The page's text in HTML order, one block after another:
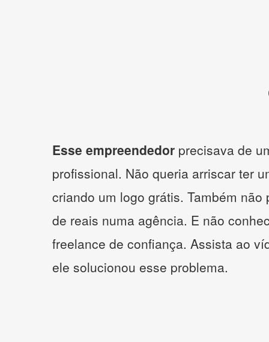
Esse empreendedor precisava de
profissional. Não queria arriscar ter
criando um logo grátis. Também
de reais numa agência. E não
freelance de confiança. Assista ao
ele solucionou esse problema.